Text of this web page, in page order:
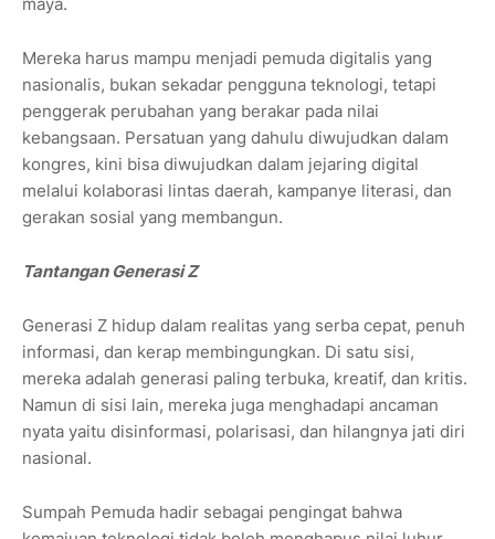
Mereka harus mampu menjadi pemuda digitalis yang
nasionalis, bukan sekadar pengguna teknologi, tetapi
penggerak perubahan yang berakar pada nilai
kebangsaan. Persatuan yang dahulu diwujudkan dalam
kongres, kini bisa diwujudkan dalam jejaring digital
melalui kolaborasi lintas daerah, kampanye literasi, dan
gerakan sosial yang membangun.
Tantangan Generasi Z
Generasi Z hidup dalam realitas yang serba cepat, penuh
informasi, dan kerap membingungkan. Di satu sisi,
mereka adalah generasi paling terbuka, kreatif, dan kritis.
Namun di sisi lain, mereka juga menghadapi ancaman
nyata yaitu disinformasi, polarisasi, dan hilangnya jati diri
nasional.
Sumpah Pemuda hadir sebagai pengingat bahwa